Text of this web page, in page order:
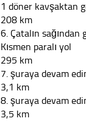
1 döner kavşaktan
208 km
6. Çatalın
Kısmen paralı yol
295 km
7. şuraya devam
3,1 km
8. şuraya devam
3,5 km